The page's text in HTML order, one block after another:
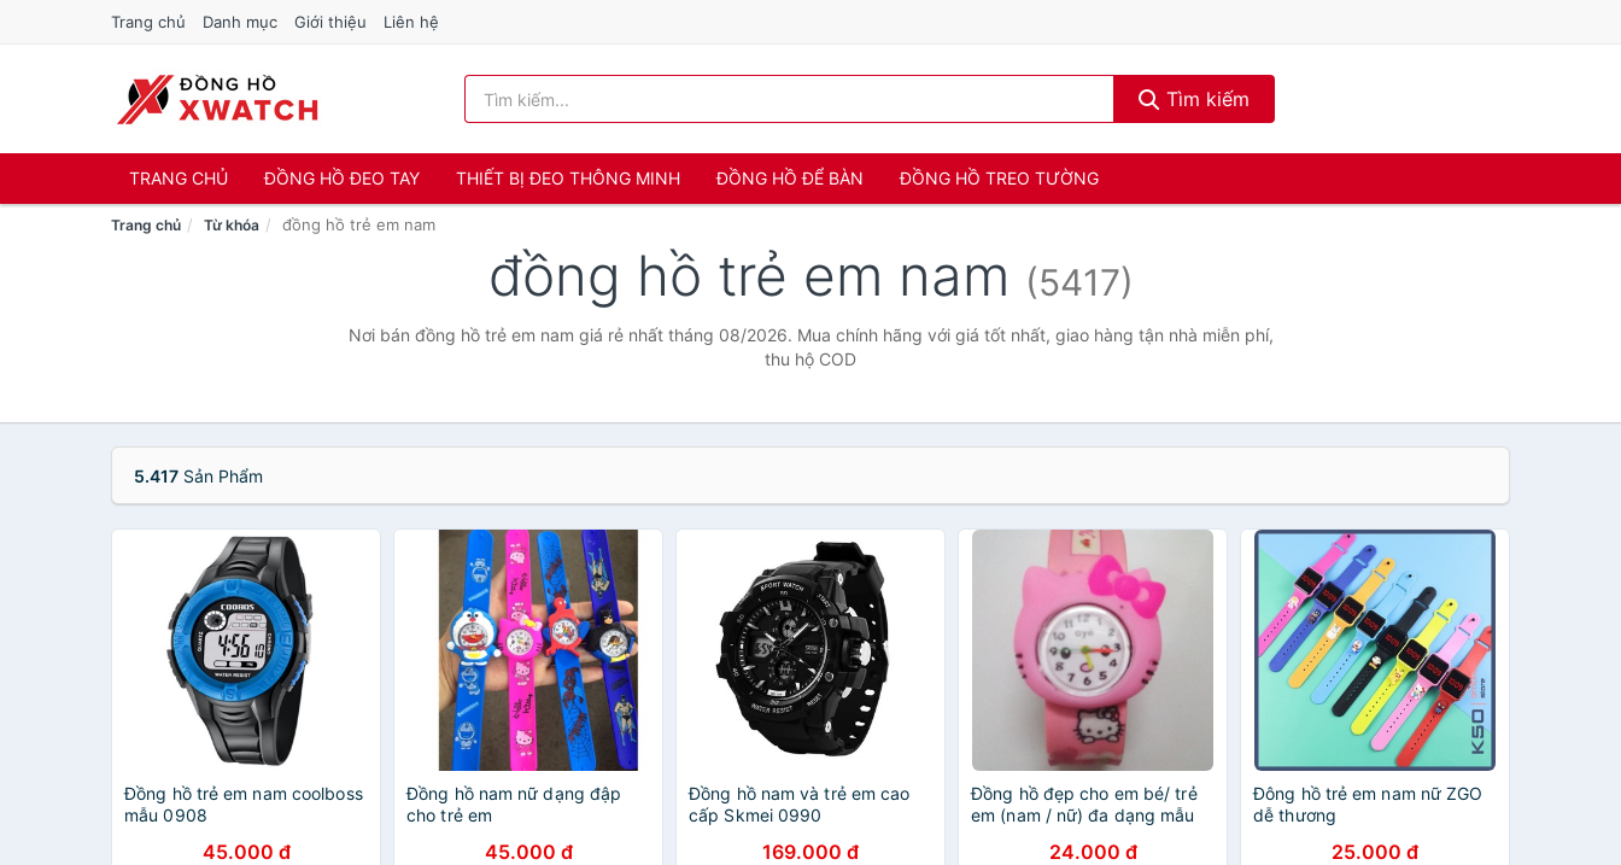
Trang chủ Danh mục Giới thiệu Liên hệ
Tìm kiếm
TRANG CHỦ ĐỒNG HỒ ĐEO TAY THIẾT BỊ ĐEO THÔNG MINH ĐỒNG HỒ ĐỂ BÀN ĐỒNG HỒ TREO TƯỜNG
Trang chủ Từ khóa đồng hồ trẻ em nam
đồng hồ trẻ em nam (5417)
Nơi bán đồng hồ trẻ em nam giá rẻ nhất tháng 08/2026. Mua chính hãng với giá tốt nhất, giao hàng tận nhà miễn phí,
thu hộ COD
5.417 Sản Phẩm
Đồng hồ trẻ em nam coolboss
mẫu 0908
45.000 đ
Đồng hồ nam nữ dạng đập
cho trẻ em
45.000 đ
Đồng hồ nam và trẻ em cao
cấp Skmei 0990
169.000 đ
Đồng hồ đẹp cho em bé/ trẻ
em (nam / nữ) đa dạng mẫu
24.000 đ
Đông hồ trẻ em nam nữ ZGO
dễ thương
25.000 đ